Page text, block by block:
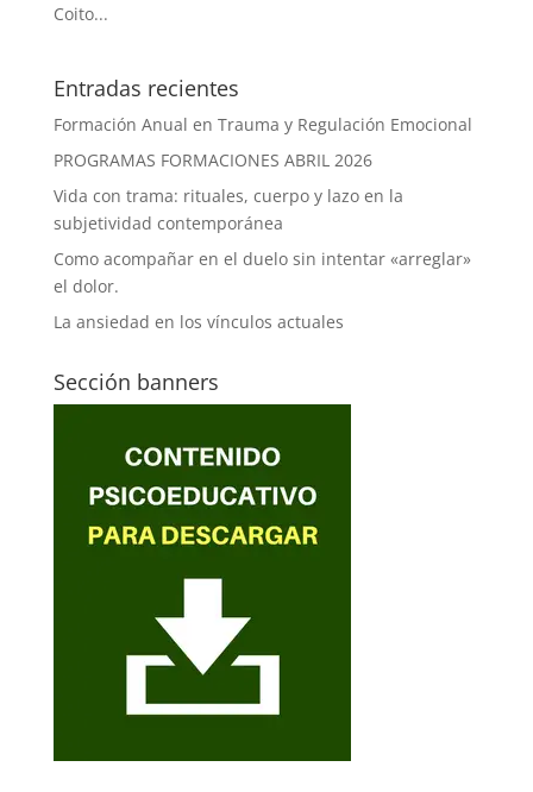
Coito...
Entradas recientes
Formación Anual en Trauma y Regulación Emocional
PROGRAMAS FORMACIONES ABRIL 2026
Vida con trama: rituales, cuerpo y lazo en la
subjetividad contemporánea
Como acompañar en el duelo sin intentar «arreglar»
el dolor.
La ansiedad en los vínculos actuales
Sección banners